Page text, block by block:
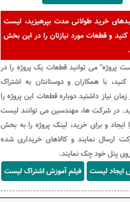
خرید طولانی مدت بپرهیزید، لیست
کنید و قطعات مورد نیازتان را در این بخش
پروژه" می توانید قطعات یک پروژه را در
با همکاران و دوستانتان به اشتراک
نیاز داشتید دوباره قطعات این پروژه را
در شرکت ها، مهندسین می توانند لیست
ایجاد و برای خرید، لینک پروژه را به بخش
ارسال نمایند و کالاهای خریداری شده
پنل خود چک نمایند.
ایجاد لیست
فیلم آموزش اشتراک لیست